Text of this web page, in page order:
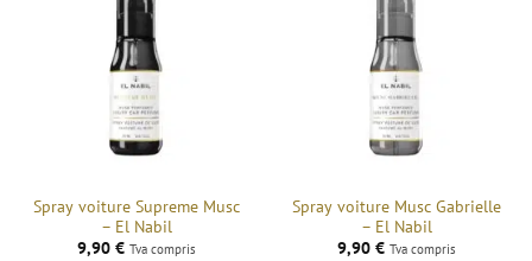
Spray voiture Supreme Musc
– El Nabil
9,90 € Tva compris
Spray voiture Musc Gabrielle
– El Nabil
9,90 € Tva compris